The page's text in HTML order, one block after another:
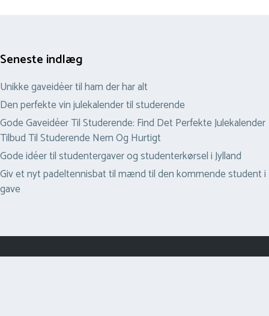
Seneste indlæg
Unikke gaveidéer til ham der har alt
Den perfekte vin julekalender til studerende
Gode Gaveidéer Til Studerende: Find Det Perfekte Julekalender
Tilbud Til Studerende Nem Og Hurtigt
Gode idéer til studentergaver og studenterkørsel i Jylland
Giv et nyt padeltennisbat til mænd til den kommende student i
gave